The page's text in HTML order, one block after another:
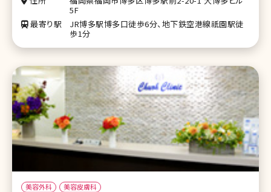
5F
最寄り駅
JR博多駅博多口徒歩6分、地下鉄空港線祇園駅徒
歩1分
美容外科 美容皮膚科